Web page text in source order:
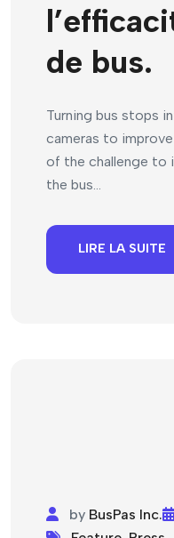
de bus.
Turning bus stops
cameras to
of the challenge to
the bus...
LIRE LA SUITE
by BusPas Inc.